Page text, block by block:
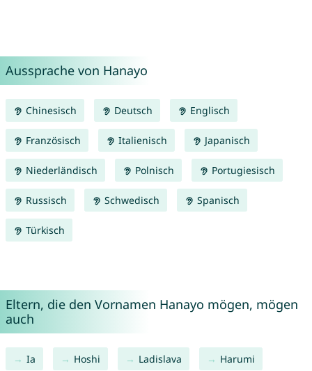
Aussprache von Hanayo
Chinesisch Deutsch Englisch
Französisch Italienisch Japanisch
Niederländisch Polnisch Portugiesisch
Russisch Schwedisch Spanisch
Türkisch
Eltern, die den Vornamen Hanayo mögen, mögen
auch
Ia Hoshi Ladislava Harumi